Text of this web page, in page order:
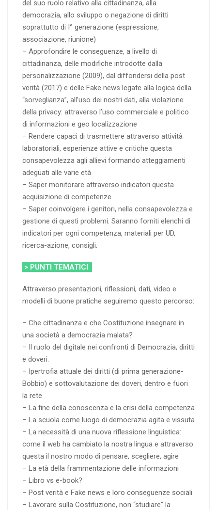
del suo ruolo relativo alla cittadinanza, alla
democrazia, allo sviluppo o negazione di diritti
soprattutto di I° generazione (espressione,
associazione, riunione)
– Approfondire le conseguenze, a livello di
cittadinanza, delle modifiche introdotte dalla
personalizzazione (2009), dal diffondersi della post
verità (2017) e delle Fake news legate alla logica della
“sorveglianza”, all’uso dei nostri dati, alla violazione
della privacy: attraverso l’uso commerciale e politico
di informazioni e geo localizzazione
– Rendere capaci di trasmettere attraverso attività
laboratoriali, esperienze attive e critiche questa
consapevolezza agli allievi formando atteggiamenti
adeguati alle varie età
– Saper monitorare attraverso indicatori questa
acquisizione di competenze
– Saper coinvolgere i genitori, nella consapevolezza e
gestione di questi problemi. Saranno forniti elenchi di
indicatori per ogni competenza, materiali per UD,
ricerca-azione, consigli.
> PUNTI TEMATICI
Attraverso presentazioni, riflessioni, dati, video e
modelli di buone pratiche seguiremo questo percorso:
– Che cittadinanza e che Costituzione insegnare in
una società a democrazia malata?
– Il ruolo del digitale nei confronti di Democrazia, diritti
e doveri.
– Ipertrofia attuale dei diritti (di prima generazione-
Bobbio) e sottovalutazione dei doveri, dentro e fuori
la rete
– La fine della conoscenza e la crisi della competenza
– La scuola come luogo di democrazia agita e vissuta
– La necessità di una nuova riflessione linguistica:
come il web ha cambiato la nostra lingua e attraverso
questa il nostro modo di pensare, scegliere, agire
– La età della frammentazione delle informazioni
– Libro vs e-book?
– Post verità e Fake news e loro conseguenze sociali
– Lavorare sulla Costituzione, non “studiare” la